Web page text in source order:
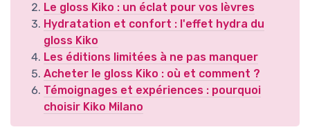
Le gloss Kiko : un éclat pour vos lèvres
Hydratation et confort : l'effet hydra du
gloss Kiko
Les éditions limitées à ne pas manquer
Acheter le gloss Kiko : où et comment ?
Témoignages et expériences : pourquoi
choisir Kiko Milano